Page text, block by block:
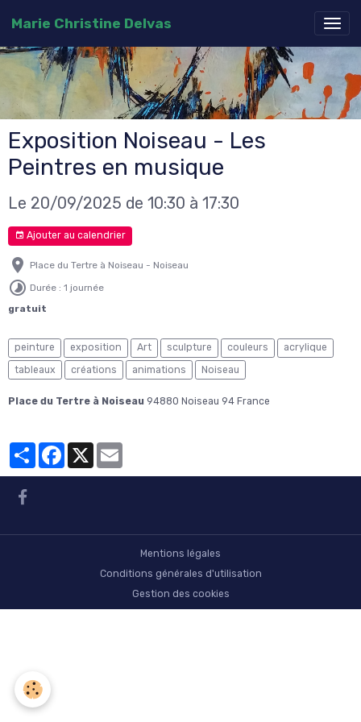
Marie Christine Delvas
Exposition Noiseau - Les
Peintres en musique
Le 20/09/2025 de 10:30 à 17:30
Ajouter au calendrier
Place du Tertre à Noiseau - Noiseau
Durée : 1 journée
gratuit
peinture exposition Art sculpture couleurs
acrylique
tableaux
créations animations Noiseau
Place du Tertre à Noiseau 94880 Noiseau 94 France
PartagerFacebook
X
Mentions légales
Conditions générales d'utilisation
Gestion des cookies